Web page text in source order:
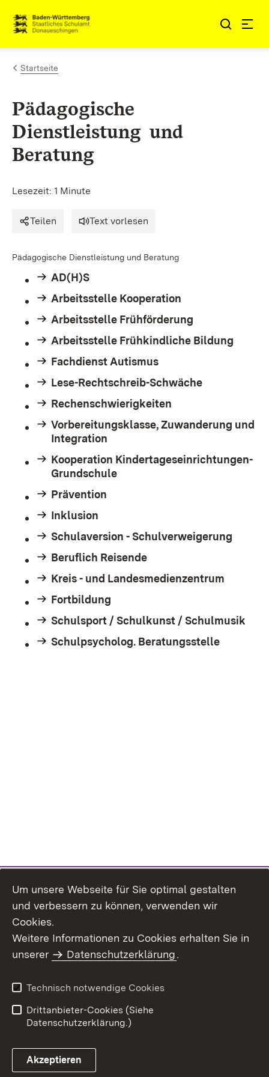
Zum Inhalt springen
Link zur Startseite
Startseite
Pädagogische
Dienstleistung und
Beratung
Lesezeit: 1 Minute
Teilen Text vorlesen
Pädagogische Dienstleistung und Beratung
AD(H)S
Arbeitsstelle Kooperation
Arbeitsstelle Frühförderung
Arbeitsstelle Frühkindliche Bildung
Fachdienst Autismus
Lese-Rechtschreib-Schwäche
Rechenschwierigkeiten
Vorbereitungsklasse, Zuwanderung und
Integration
Kooperation Kindertageseinrichtungen-
Grundschule
Prävention
Inklusion
Schulaversion - Schulverweigerung
Beruflich Reisende
Kreis - und Landesmedienzentrum
Fortbildung
Schulsport / Schulkunst / Schulmusik
Schulpsycholog. Beratungsstelle
Benutzungshinweise
Erklärung zur
Um unsere Webseite für Sie optimal gestalten
und verbessern zu können, verwenden wir
Cookies.
Weitere Informationen zu Cookies erhalten Sie in
unserer
Datenschutzerklärung.
Technisch notwendige Cookies
Drittanbieter-Cookies (Siehe
Datenschutzerklärung.)
Akzeptieren